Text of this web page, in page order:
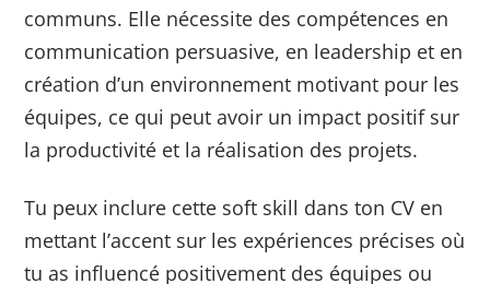
communs. Elle nécessite des compétences en
communication persuasive, en leadership et en
création d’un environnement motivant pour les
équipes, ce qui peut avoir un impact positif sur
la productivité et la réalisation des projets.
Tu peux inclure cette soft skill dans ton CV en
mettant l’accent sur les expériences précises où
tu as influencé positivement des équipes ou